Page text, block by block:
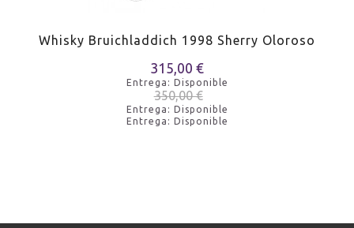
Whisky Bruichladdich 1998 Sherry Oloroso
315,00 €
Entrega: Disponible
350,00 €
Entrega: Disponible
Entrega: Disponible